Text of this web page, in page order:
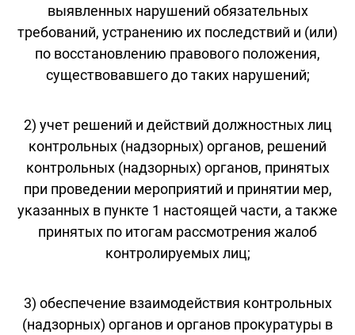
выявленных нарушений обязательных
требований, устранению их последствий и (или)
по восстановлению правового положения,
существовавшего до таких нарушений;
2) учет решений и действий должностных лиц
контрольных (надзорных) органов, решений
контрольных (надзорных) органов, принятых
при проведении мероприятий и принятии мер,
указанных в пункте 1 настоящей части, а также
принятых по итогам рассмотрения жалоб
контролируемых лиц;
3) обеспечение взаимодействия контрольных
(надзорных) органов и органов прокуратуры в